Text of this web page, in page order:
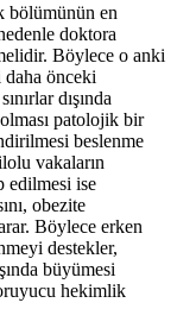
bölümünün en
doktora
Böylece o anki
önceki
dışında
patolojik bir
beslenme
vakaların
edilmesi ise
obezite
Böylece erken
destekler,
büyümesi
hekimlik